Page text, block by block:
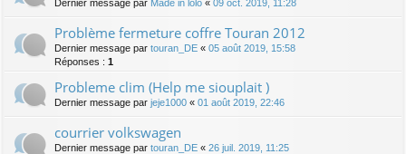
Dernier message par Made in lolo « 09 oct. 2019, 11:28
Problème fermeture coffre Touran 2012
Dernier message par touran_DE « 05 août 2019, 15:58
Réponses : 1
Probleme clim (Help me siouplait )
Dernier message par jeje1000 « 01 août 2019, 22:46
courrier volkswagen
Dernier message par touran_DE « 26 juil. 2019, 11:25